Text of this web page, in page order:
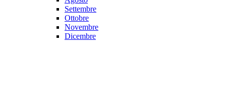
Settembre
Ottobre
Novembre
Dicembre